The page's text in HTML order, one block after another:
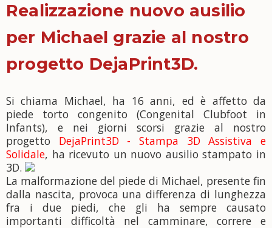
Realizzazione nuovo ausilio
per Michael grazie al nostro
progetto DejaPrint3D.
Si chiama Michael, ha 16 anni, ed è affetto da
piede torto congenito (Congenital Clubfoot in
Infants), e nei giorni scorsi grazie al nostro
progetto DejaPrint3D - Stampa 3D Assistiva e
Solidale, ha ricevuto un nuovo ausilio stampato in
3D.
La malformazione del piede di Michael, presente fin
dalla nascita, provoca una differenza di lunghezza
fra i due piedi, che gli ha sempre causato
importanti difficoltà nel camminare, correre e